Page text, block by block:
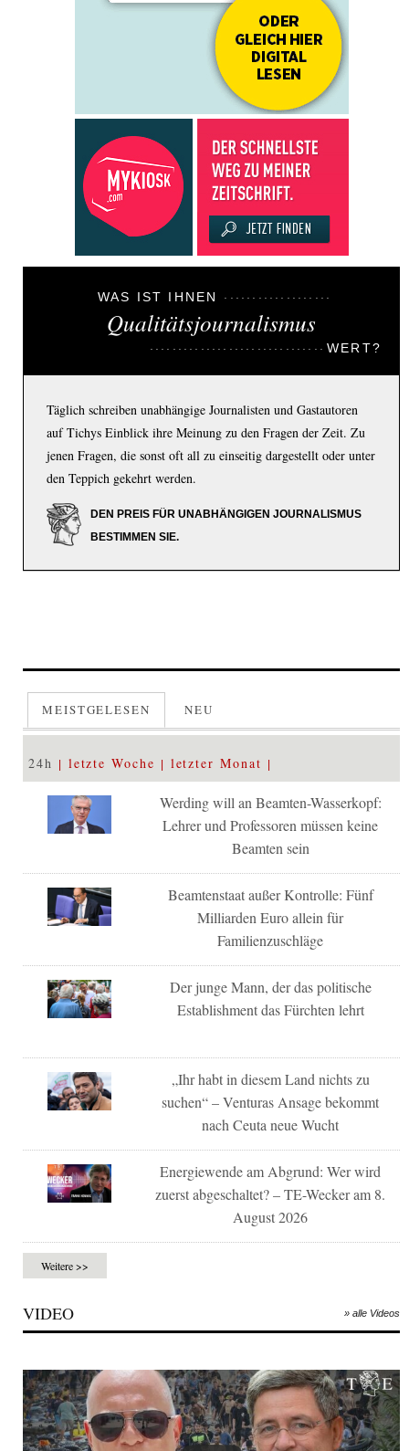
WAS IST IHNEN
Qualitätsjournalismus
WERT?
Täglich schreiben unabhängige Journalisten und Gastautoren
auf Tichys Einblick ihre Meinung zu den Fragen der Zeit. Zu
jenen Fragen, die sonst oft all zu einseitig dargestellt oder unter
den Teppich gekehrt werden.
DEN PREIS FÜR UNABHÄNGIGEN JOURNALISMUS
BESTIMMEN SIE.
MEISTGELESEN NEU
24h letzte Woche letzter Monat
Werding will an Beamten-Wasserkopf:
Lehrer und Professoren müssen keine
Beamten sein
Beamtenstaat außer Kontrolle: Fünf
Milliarden Euro allein für
Familienzuschläge
Der junge Mann, der das politische
Establishment das Fürchten lehrt
„Ihr habt in diesem Land nichts zu
suchen“ – Venturas Ansage bekommt
nach Ceuta neue Wucht
Energiewende am Abgrund: Wer wird
zuerst abgeschaltet? – TE-Wecker am 8.
August 2026
Weitere >>
VIDEO » alle Videos